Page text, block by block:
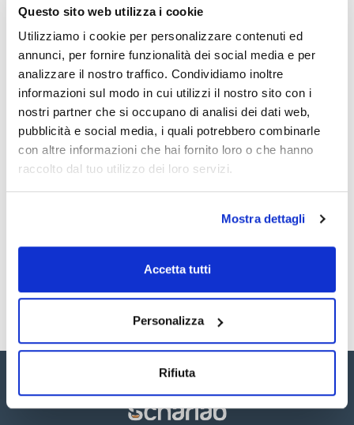
Questo sito web utilizza i cookie
Utilizziamo i cookie per personalizzare contenuti ed
annunci, per fornire funzionalità dei social media e per
analizzare il nostro traffico. Condividiamo inoltre
informazioni sul modo in cui utilizzi il nostro sito con i
nostri partner che si occupano di analisi dei dati web,
pubblicità e social media, i quali potrebbero combinarle
con altre informazioni che hai fornito loro o che hanno
raccolto dal tuo utilizzo dei loro servizi.
Mostra dettagli
Accetta tutti
Personalizza
Rifiuta
Stampa pagina prodotto
Caratteristiche
Descrizione : Split/Splitless FocusLiner®
Foto nº (Fig.1) : 2
Strumento : AutoSystem® & Clarus 500, 600
Diametro esterno (mm) : 6,2
Diametro interno (mm) : 4
Lunghezza (mm) : 92
Conf. (unità) : 5
Confezioni da 5 liners.
Sono disponibili confezioni da 1 e 25 liners.
Perkin Elmer e Liners Perkin Elmer Autosystem.
Vedi di più
Documentazione tecnica
TDS / Scheda tecnica
COA
Registrati per i download
Registrati per i download